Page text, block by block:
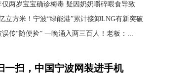
仅两岁宝宝确诊梅毒 疑因奶奶嚼碎喂食导致
立方米！宁波“绿能港”累计接卸LNG有新突破
误传“随便捡” 一晚涌入两三百人！老板：...
一扫，中国宁波网装进手机